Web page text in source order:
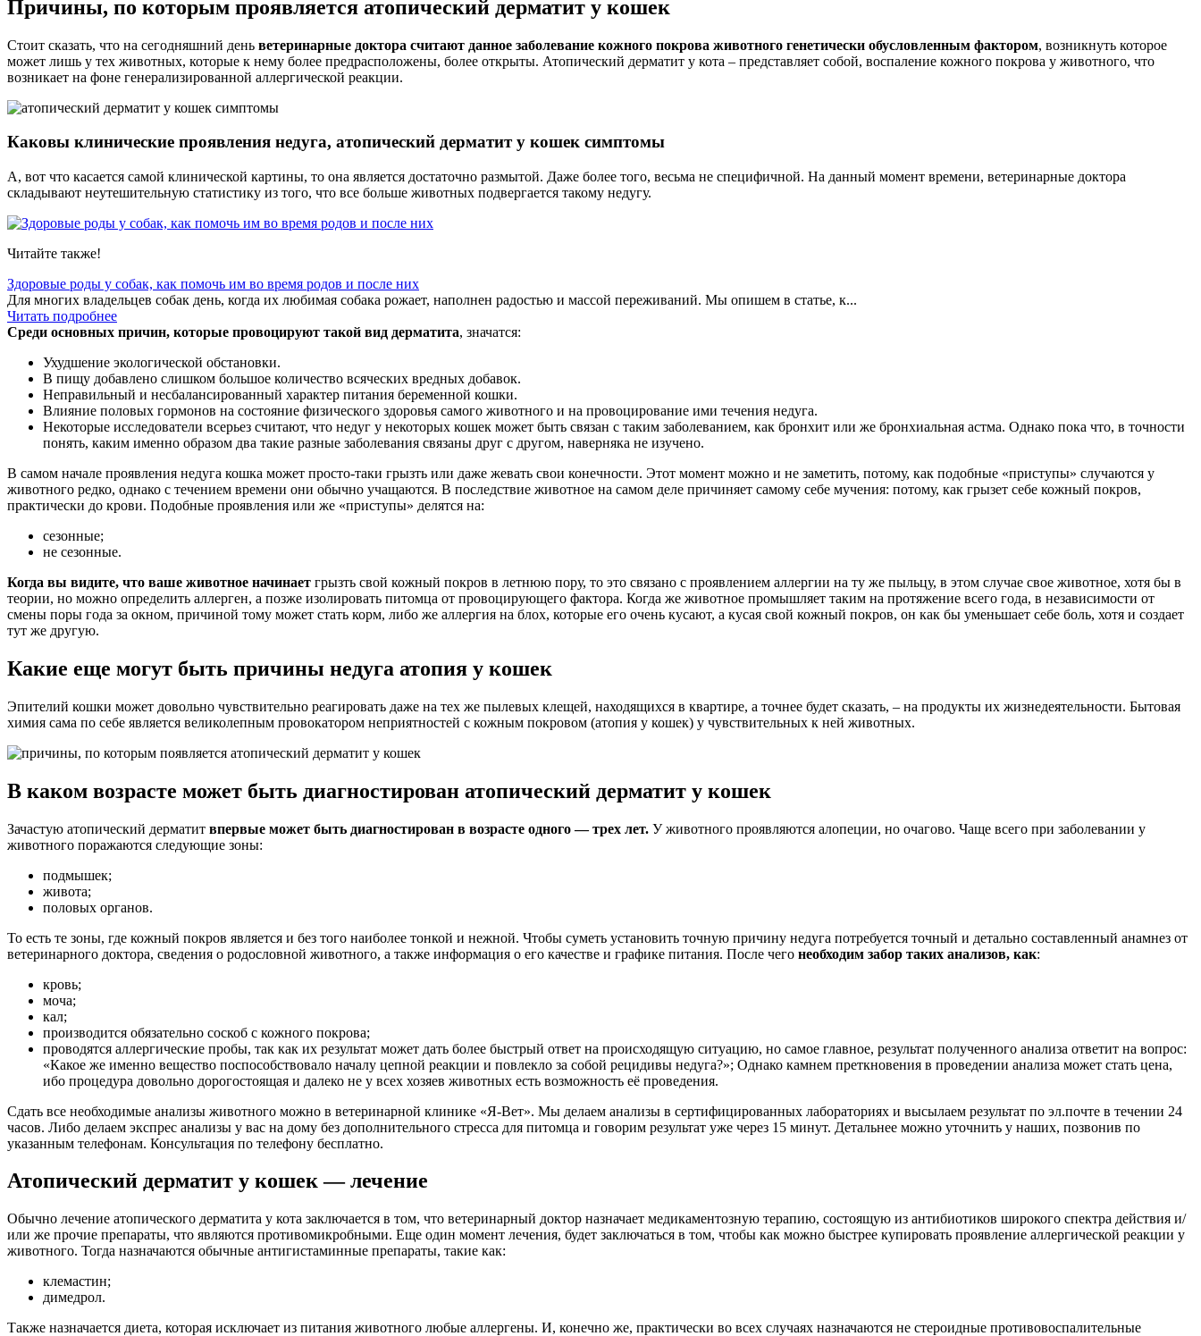
Причины, по которым проявляется атопический дерматит у кошек
Стоит сказать, что на сегодняшний день ветеринарные доктора считают данное заболевание кожного покрова животного генетически обусловленным фактором, возникнуть которое
может лишь у тех животных, которые к нему более предрасположены, более открыты. Атопический дерматит у кота – представляет собой, воспаление кожного покрова у животного, что
возникает на фоне генерализированной аллергической реакции.
Каковы клинические проявления недуга, атопический дерматит у кошек симптомы
А, вот что касается самой клинической картины, то она является достаточно размытой. Даже более того, весьма не специфичной. На данный момент времени, ветеринарные доктора
складывают неутешительную статистику из того, что все больше животных подвергается такому недугу.
Читайте также!
Здоровые роды у собак, как помочь им во время родов и после них
Для многих владельцев собак день, когда их любимая собака рожает, наполнен радостью и массой переживаний. Мы опишем в статье, к...
Читать подробнее
Среди основных причин, которые провоцируют такой вид дерматита, значатся:
Ухудшение экологической обстановки.
В пищу добавлено слишком большое количество всяческих вредных добавок.
Неправильный и несбалансированный характер питания беременной кошки.
Влияние половых гормонов на состояние физического здоровья самого животного и на провоцирование ими течения недуга.
Некоторые исследователи всерьез считают, что недуг у некоторых кошек может быть связан с таким заболеванием, как бронхит или же бронхиальная астма. Однако пока что, в точности
понять, каким именно образом два такие разные заболевания связаны друг с другом, наверняка не изучено.
В самом начале проявления недуга кошка может просто-таки грызть или даже жевать свои конечности. Этот момент можно и не заметить, потому, как подобные «приступы» случаются у
животного редко, однако с течением времени они обычно учащаются. В последствие животное на самом деле причиняет самому себе мучения: потому, как грызет себе кожный покров,
практически до крови. Подобные проявления или же «приступы» делятся на:
сезонные;
не сезонные.
Когда вы видите, что ваше животное начинает грызть свой кожный покров в летнюю пору, то это связано с проявлением аллергии на ту же пыльцу, в этом случае свое животное, хотя бы в
теории, но можно определить аллерген, а позже изолировать питомца от провоцирующего фактора. Когда же животное промышляет таким на протяжение всего года, в независимости от
смены поры года за окном, причиной тому может стать корм, либо же аллергия на блох, которые его очень кусают, а кусая свой кожный покров, он как бы уменьшает себе боль, хотя и создает
тут же другую.
Какие еще могут быть причины недуга атопия у кошек
Эпителий кошки может довольно чувствительно реагировать даже на тех же пылевых клещей, находящихся в квартире, а точнее будет сказать, – на продукты их жизнедеятельности. Бытовая
химия сама по себе является великолепным провокатором неприятностей с кожным покровом (атопия у кошек) у чувствительных к ней животных.
В каком возрасте может быть диагностирован атопический дерматит у кошек
Зачастую атопический дерматит впервые может быть диагностирован в возрасте одного — трех лет. У животного проявляются алопеции, но очагово. Чаще всего при заболевании у
животного поражаются следующие зоны:
подмышек;
живота;
половых органов.
То есть те зоны, где кожный покров является и без того наиболее тонкой и нежной. Чтобы суметь установить точную причину недуга потребуется точный и детально составленный анамнез от
ветеринарного доктора, сведения о родословной животного, а также информация о его качестве и графике питания. После чего необходим забор таких анализов, как:
кровь;
моча;
кал;
производится обязательно соскоб с кожного покрова;
проводятся аллергические пробы, так как их результат может дать более быстрый ответ на происходящую ситуацию, но самое главное, результат полученного анализа ответит на вопрос:
«Какое же именно вещество поспособствовало началу цепной реакции и повлекло за собой рецидивы недуга?»; Однако камнем преткновения в проведении анализа может стать цена,
ибо процедура довольно дорогостоящая и далеко не у всех хозяев животных есть возможность её проведения.
Сдать все необходимые анализы животного можно в ветеринарной клинике «Я-Вет». Мы делаем анализы в сертифицированных лабораториях и высылаем результат по эл.почте в течении 24
часов. Либо делаем экспрес анализы у вас на дому без дополнительного стресса для питомца и говорим результат уже через 15 минут. Детальнее можно уточнить у наших, позвонив по
указанным телефонам. Консультация по телефону бесплатно.
Атопический дерматит у кошек — лечение
Обычно лечение атопического дерматита у кота заключается в том, что ветеринарный доктор назначает медикаментозную терапию, состоящую из антибиотиков широкого спектра действия и/
или же прочие препараты, что являются противомикробными. Еще один момент лечения, будет заключаться в том, чтобы как можно быстрее купировать проявление аллергической реакции у
животного. Тогда назначаются обычные антигистаминные препараты, такие как:
клемастин;
димедрол.
Также назначается диета, которая исключает из питания животного любые аллергены. И, конечно же, практически во всех случаях назначаются не стероидные противовоспалительные